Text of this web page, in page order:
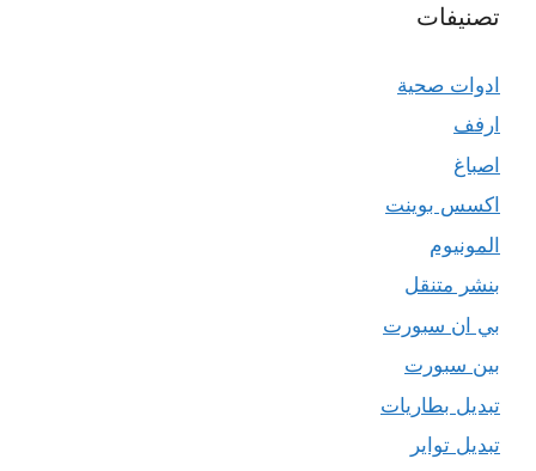
تصنيفات
ادوات صحية
ارفف
اصباغ
اكسس بوينت
المونيوم
بنشر متنقل
بي ان سبورت
بين سبورت
تبديل بطاريات
تبديل تواير